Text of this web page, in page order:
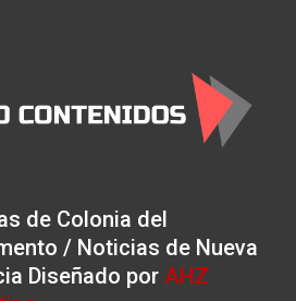
de Colonia del
/ Noticias de Nueva
Diseñado por AHZ